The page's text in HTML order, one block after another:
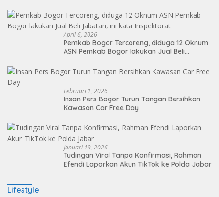
April 6, 2026
Pemkab Bogor Tercoreng, diduga 12 Oknum
ASN Pemkab Bogor lakukan Jual Beli
Februari 1, 2026
Insan Pers Bogor Turun Tangan Bersihkan
Kawasan Car Free Day
Januari 19, 2026
Tudingan Viral Tanpa Konfirmasi, Rahman
Efendi Laporkan Akun TikTok ke Polda Jabar
Lifestyle